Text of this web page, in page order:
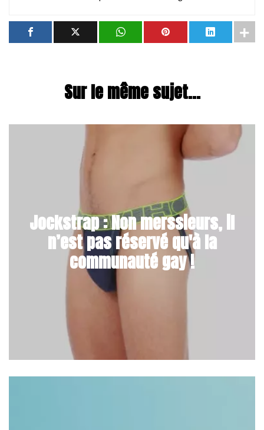
Sur le même sujet...
Jockstrap : Non merssieurs, il
n’est pas réservé qu'à la
communauté gay !